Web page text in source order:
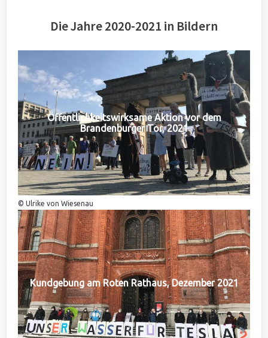
Die Jahre 2020-2021 in Bildern
Öffentlichkeitswirksame Aktion vor dem
Brandenburger Tor, 2021
© Ulrike von Wiesenau
Kundgebung am Roten Rathaus, Dezember 2021